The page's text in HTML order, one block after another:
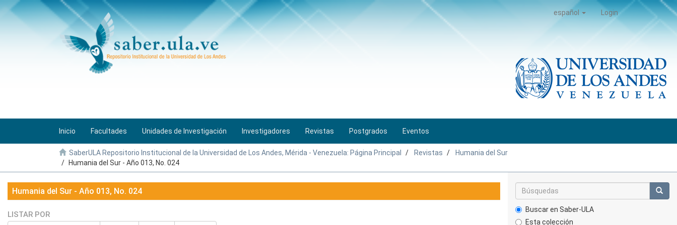
español Login
Inicio Facultades Unidades de Investigación Investigadores Revistas Postgrados Eventos
SaberULA Repositorio Institucional de la Universidad de Los Andes, Mérida - Venezuela: Página Principal Revistas
Humania del Sur
Humania del Sur - Año 013, No. 024
Humania del Sur - Año 013, No. 024
LISTAR POR
Buscar en Saber-ULA
Esta colección